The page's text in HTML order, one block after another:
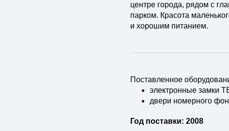
центре города, рядом с
парком. Красота
и хорошим питанием.
Поставленное
электронные замки
двери номерного
Год поставки: 2008